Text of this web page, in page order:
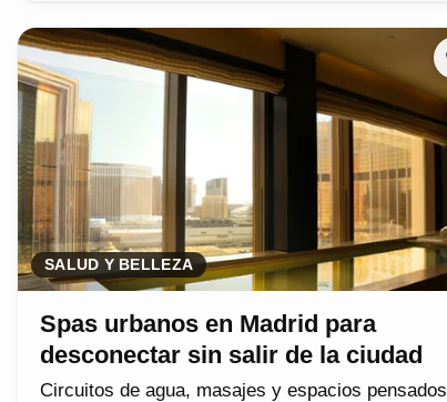
SALUD Y BELLEZA
Spas urbanos en Madrid para
desconectar sin salir de la ciudad
Circuitos de agua, masajes y espacios pensados